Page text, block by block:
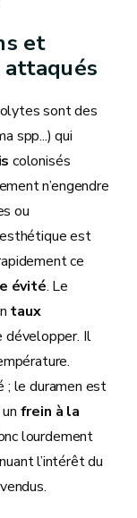
et
attaqués
sont des
spp...) qui
colonisés
n’engendre
ou
est
ce
évité. Le
taux
développer. Il
; le duramen est
frein à la
lourdement
l’intérêt du